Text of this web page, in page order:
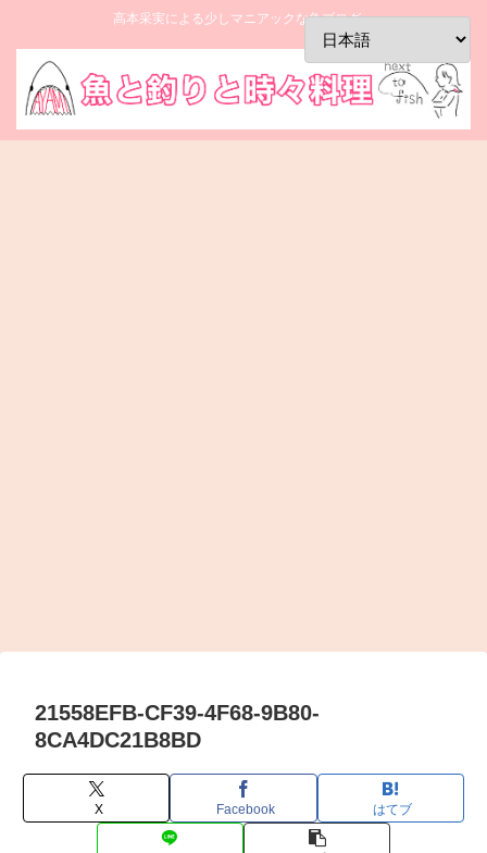
高本采実による少しマニアックな魚ブログ。
21558EFB-CF39-4F68-9B80-
8CA4DC21B8BD
X Facebook はてブ